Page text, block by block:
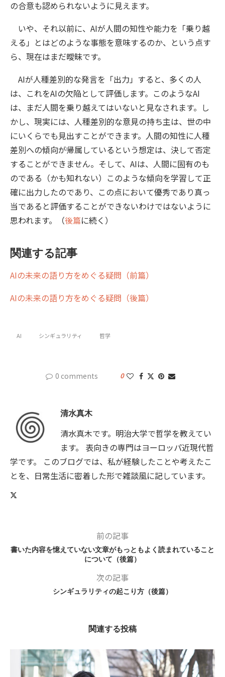
の合意も認められないように見えます。
いや、それ以前に、AIが人間の知性や能力を「乗り越
える」とはどのような事態を意味するのか、という点す
ら、現在はまだ曖昧です。
AIが人種差別的な発言を「出力」すると、多くの人
は、これをAIの欠陥として評価します。このようなAI
は、まだ人間を乗り越えてはいないと見なされます。し
かし、現実には、人種差別的な意見の持ち主は、世の中
にいくらでも見出すことができます。人間の知性に人種
差別への傾向が帰属しているという想定は、決して否定
することができません。そして、AIは、人間に固有のも
のである（かも知れない）このような傾向を学習して正
確に出力したのであり、この点において優秀であり真っ
当であると評価することができないわけではないように
思われます。（後篇に続く）
関連する記事
AIの未来の語り方をめぐる疑問（前篇）
AIの未来の語り方をめぐる疑問（後篇）
AI シンギュラリティ 哲学
0 comments 0
清水真木
清水真木です。明治大学で哲学を教えてい
ます。 表向きの専門はヨーロッパ近現代哲
学です。 このブログでは、私が経験したことや考えたこ
とを、日常生活に密着した形で雑談風に記しています。
前の記事
書いた内容を憶えていない文章がもっともよく読まれていること
について（後篇）
次の記事
シンギュラリティの起こり方（後篇）
関連する投稿